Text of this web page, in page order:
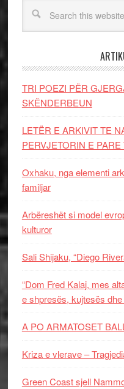
TRI POEZI PËR
SKËNDERBEUN
LETËR E ARKIVIT TE
PERVJETORIN E
Oxhaku, nga elementi
familjar
Arbëreshët si model
kulturor
Sali Shijaku, “Diego
“Dom Fred Kalaj, mes
e shpresës, kujtesës dhe
A PO ARMATOSET
Kriza e vlerave –
Green Coast sjell